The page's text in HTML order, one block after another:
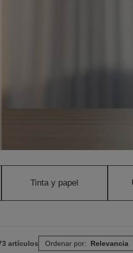
Tinta y papel
artículos Ordenar por: